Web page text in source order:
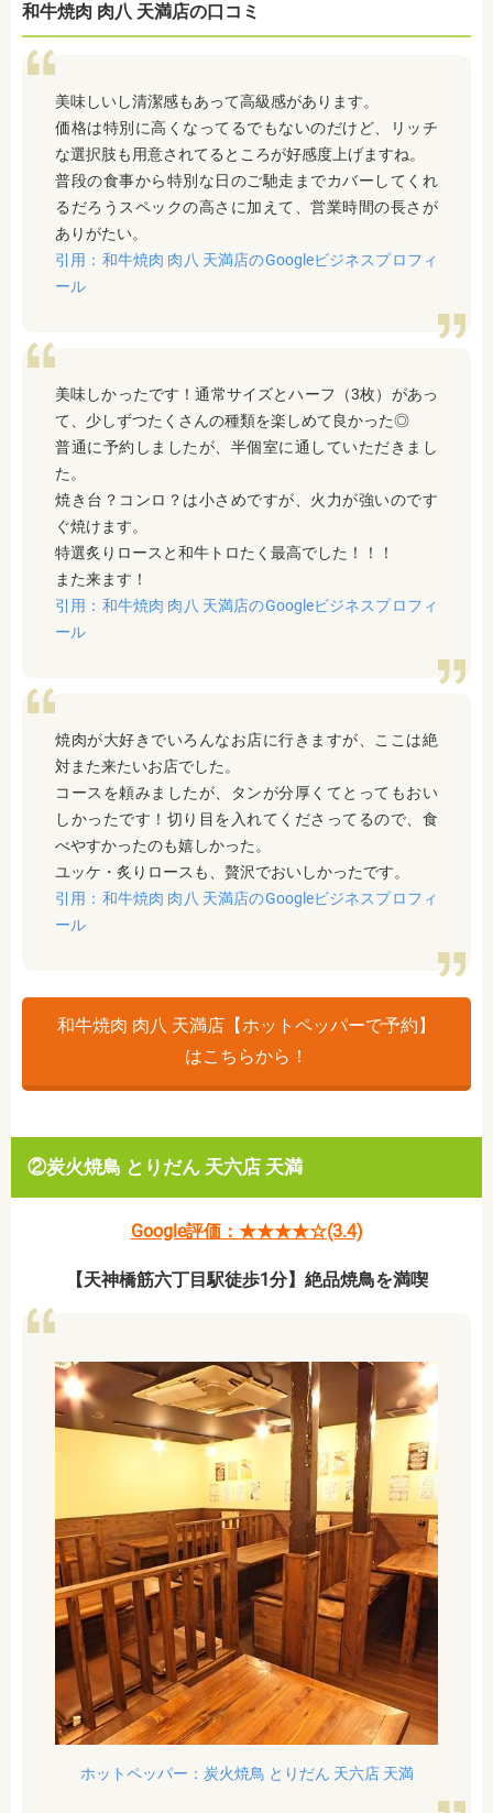
和牛焼肉 肉八 天満店の口コミ
美味しいし清潔感もあって高級感があります。
価格は特別に高くなってるでもないのだけど、リッチ
な選択肢も用意されてるところが好感度上げますね。
普段の食事から特別な日のご馳走までカバーしてくれ
るだろうスペックの高さに加えて、営業時間の長さが
ありがたい。
引用：和牛焼肉 肉八 天満店のGoogleビジネスプロフィ
ール
美味しかったです！通常サイズとハーフ（3枚）があっ
て、少しずつたくさんの種類を楽しめて良かった◎
普通に予約しましたが、半個室に通していただきまし
た。
焼き台？コンロ？は小さめですが、火力が強いのです
ぐ焼けます。
特選炙りロースと和牛トロたく最高でした！！！
また来ます！
引用：和牛焼肉 肉八 天満店のGoogleビジネスプロフィ
ール
焼肉が大好きでいろんなお店に行きますが、ここは絶
対また来たいお店でした。
コースを頼みましたが、タンが分厚くてとってもおい
しかったです！切り目を入れてくださってるので、食
べやすかったのも嬉しかった。
ユッケ・炙りロースも、贅沢でおいしかったです。
引用：和牛焼肉 肉八 天満店のGoogleビジネスプロフィ
ール
和牛焼肉 肉八 天満店【ホットペッパーで予約】
はこちらから！
②炭火焼鳥 とりだん 天六店 天満
Google評価：★★★★☆(3.4)
【天神橋筋六丁目駅徒歩1分】絶品焼鳥を満喫
ホットペッパー：炭火焼鳥 とりだん 天六店 天満